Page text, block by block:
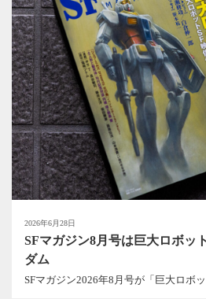
2026年6月28日
SFマガジン8月号は巨大ロボッ
ダム
SFマガジン2026年8月号が「巨大ロボ